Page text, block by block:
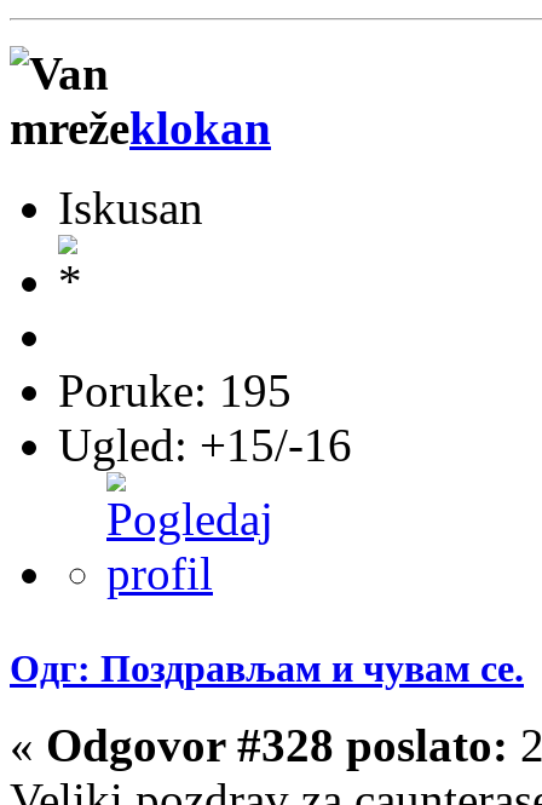
klokan
Iskusan
Poruke: 195
Ugled: +15/-16
Одг: Поздрављам и чувам се.
« Odgovor #328 poslato: